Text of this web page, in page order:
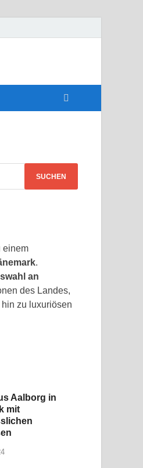
einem
.
an
des Landes,
zu luxuriösen
Aalborg in
mit